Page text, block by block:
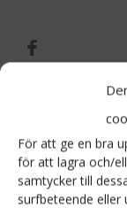
För att ge en bra
för att lagra och/
samtycker till
surfbeteende eller
Post
Vad